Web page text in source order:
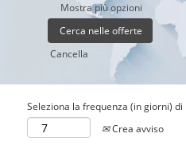
Mostra più opzioni
Cancella
Seleziona la frequenza (in giorni)
Crea avviso